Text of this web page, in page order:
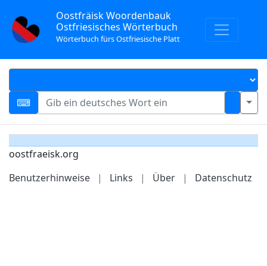
Oostfräisk Woordenbauk
Ostfriesisches Wörterbuch
Wörterbuch fürs Ostfriesische Platt
oostfraeisk.org
Benutzerhinweise
| Links | Über | Datenschutz